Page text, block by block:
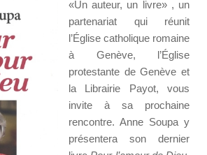
«Un auteur, un livre» , un
partenariat qui réunit
l’Église catholique romaine
à Genève, l’Église
protestante de Genève et
la Librairie Payot, vous
invite à sa prochaine
rencontre. Anne Soupa y
présentera son dernier